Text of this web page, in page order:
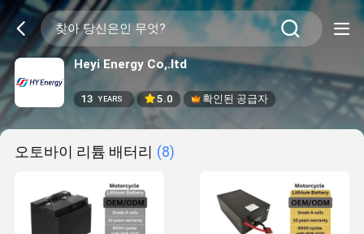
Heyi Energy Co,.ltd
13 YEARS 5.0 확인된 공급자
오토바이 리튬 배터리 (8)